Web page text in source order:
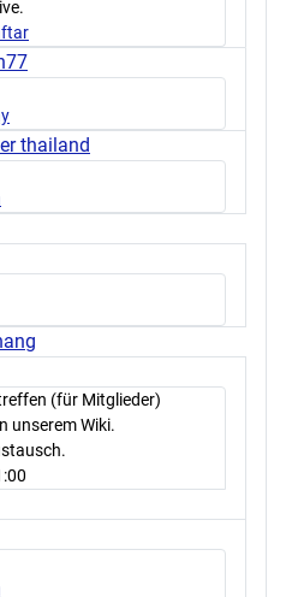
thailand
(für Mitglieder)
unserem Wiki.